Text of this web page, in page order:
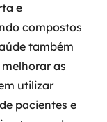
e
compostos
também
as
utilizar
pacientes e